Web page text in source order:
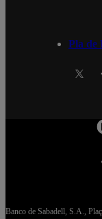
Pla de
Banco de Sabadell, S.A.,